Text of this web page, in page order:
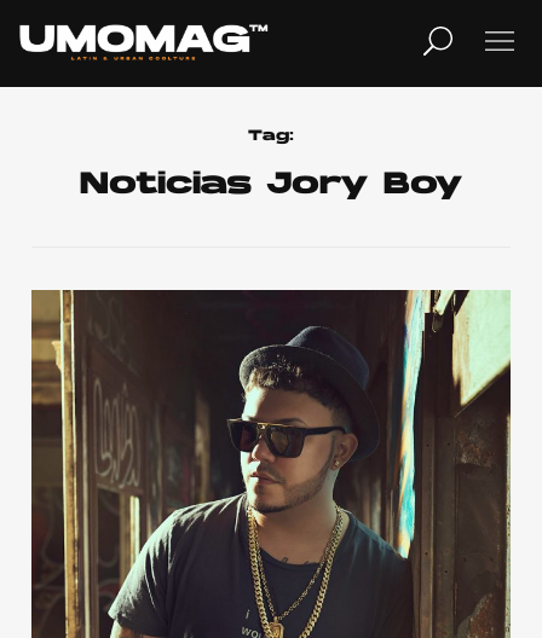
Home
Cover Story
Publicidad
Contacto
Tag:
Noticias Jory Boy